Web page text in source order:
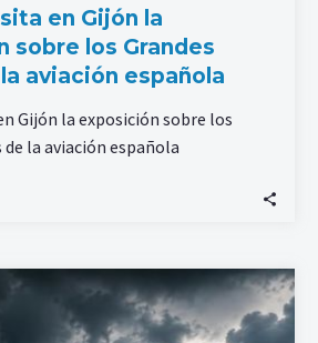
en Gijón la
sobre los Grandes
aviación española
Gijón la exposición sobre los
de la aviación española